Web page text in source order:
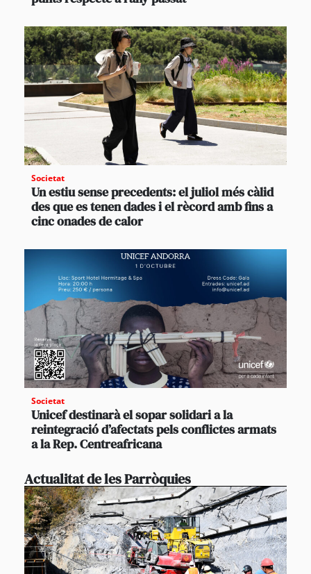
Societat
Un estiu sense precedents: el juliol més càlid
des que es tenen dades i el rècord amb fins a
cinc onades de calor
Societat
Unicef destinarà el sopar solidari a la
reintegració d’afectats pels conflictes armats
a la Rep. Centreafricana
Actualitat de les Parròquies